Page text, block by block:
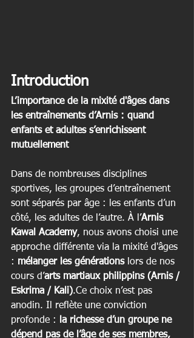
Introduction
L’importance de la mixité d'âges dans
les entraînements d’Arnis : quand
enfants et adultes s’enrichissent
mutuellement
Dans de nombreuses disciplines
sportives, les groupes d’entraînement
sont séparés par âge : les enfants d’un
côté, les adultes de l’autre. À l’Arnis
Kawal Academy, nous avons choisi une
approche différente via la mixité d'âges
: mélanger les générations lors de nos
cours d’arts martiaux philippins (Arnis /
Eskrima / Kali).Ce choix n’est pas
anodin. Il reflète une conviction
profonde : la richesse d’un groupe ne
dépend pas de l’âge de ses membres,